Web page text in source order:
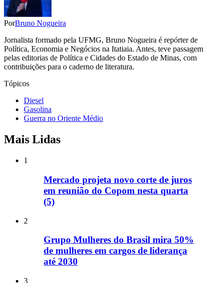
PorBruno Nogueira
Jornalista formado pela UFMG, Bruno Nogueira é repórter de
Política, Economia e Negócios na Itatiaia. Antes, teve passagem
pelas editorias de Política e Cidades do Estado de Minas, com
contribuições para o caderno de literatura.
Tópicos
Diesel
Gasolina
Guerra no Oriente Médio
Mais Lidas
1
Mercado projeta novo corte de juros
em reunião do Copom nesta quarta
(5)
2
Grupo Mulheres do Brasil mira 50%
de mulheres em cargos de liderança
até 2030
3